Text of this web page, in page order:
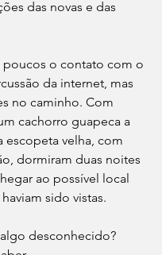
das novas e das
poucos o contato com o
da internet, mas
no caminho. Com
cachorro guapeca a
escopeta velha, com
dormiram duas noites
ao possível local
sido vistas.
desconhecido?